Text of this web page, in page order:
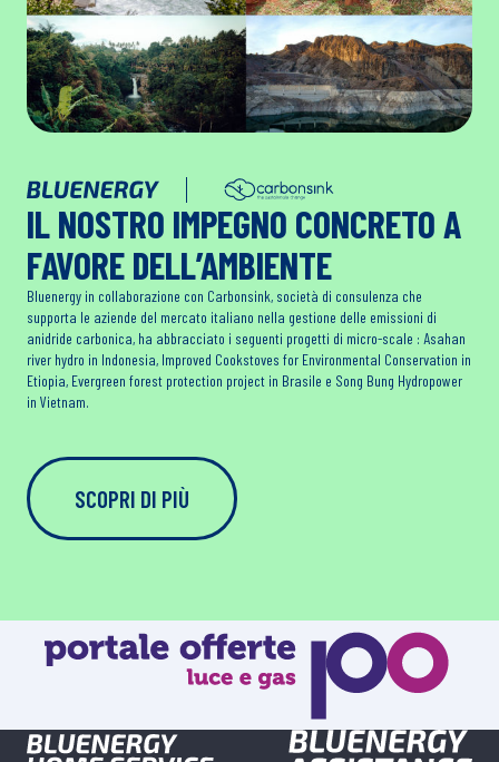
IL NOSTRO IMPEGNO CONCRETO A
FAVORE DELL’AMBIENTE
Bluenergy in collaborazione con Carbonsink, società di consulenza che
supporta le aziende del mercato italiano nella gestione delle emissioni di
anidride carbonica, ha abbracciato i seguenti progetti di micro-scale : Asahan
river hydro in Indonesia, Improved Cookstoves for Environmental Conservation in
Etiopia, Evergreen forest protection project in Brasile e Song Bung Hydropower
in Vietnam.
SCOPRI DI PIÙ